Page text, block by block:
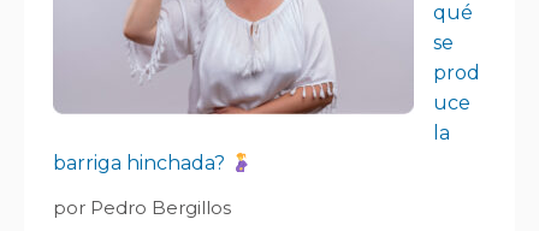
qué
se
prod
uce
la
barriga hinchada?
por Pedro Bergillos